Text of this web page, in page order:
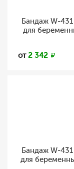
Бандаж W-431
для
от2 342
Бандаж W-431
для